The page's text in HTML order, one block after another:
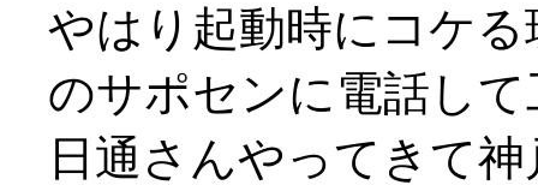
やはり起動時にコケる
のサポセンに電話し
日通さんやってきて